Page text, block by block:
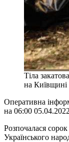
Тіла
на Київщині
Оперативна
на 06:00
Розпочалася
Українського